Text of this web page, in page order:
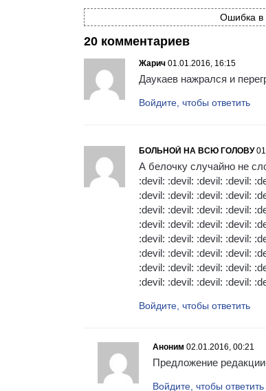
Ошибка в
20 комментариев
Жарич 01.01.2016, 16:15
Даукаев нажрался и
Войдите, чтобы ответить
БОЛЬНОЙ НА ВСЮ ГОЛОВУ
А белочку случайно не
:devil: :devil: :devil: :devil:
:devil: :devil: :devil: :devil:
:devil: :devil: :devil: :devil:
:devil: :devil: :devil: :devil:
:devil: :devil: :devil: :devil:
:devil: :devil: :devil: :devil:
:devil: :devil: :devil: :devil:
:devil: :devil: :devil: :devil:
Войдите, чтобы ответить
Аноним 02.01.2016, 00:21
Предложение
Войдите, чтобы ответить